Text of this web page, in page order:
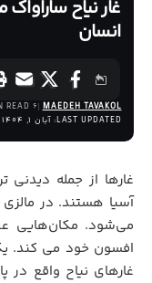
انسان
LAST UPDATED: آبان 1, 1404 10:03 ق.ظ
MAEDEH TAVAKOL
6 MIN READ
غارها از جمله
آسیا هستند. در مالزی
می‌شود. مکان‌هایی
افسون خود می کند.
غارهای نیاح واقع در